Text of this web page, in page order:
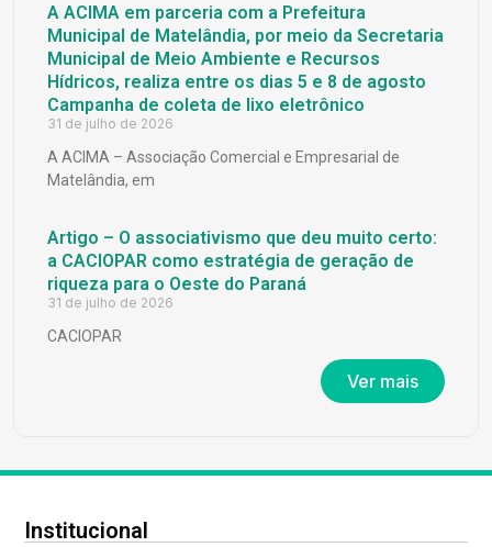
A ACIMA em parceria com a Prefeitura
Municipal de Matelândia, por meio da Secretaria
Municipal de Meio Ambiente e Recursos
Hídricos, realiza entre os dias 5 e 8 de agosto
Campanha de coleta de lixo eletrônico
31 de julho de 2026
A ACIMA – Associação Comercial e Empresarial de
Matelândia, em
Artigo – O associativismo que deu muito certo:
a CACIOPAR como estratégia de geração de
riqueza para o Oeste do Paraná
31 de julho de 2026
CACIOPAR
Ver mais
Institucional